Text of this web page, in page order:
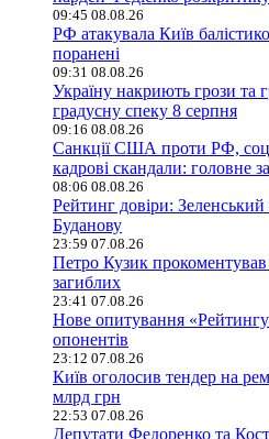
09:45 08.08.26
РФ атакувала Київ
поранені
09:31 08.08.26
Україну накриють грози та
градусну спеку 8 серпня
09:16 08.08.26
Санкції США проти РФ,
кадрові скандали: головне
08:06 08.08.26
Рейтинг довіри:
Буданову
23:59 07.08.26
Петро Кузик
загиблих
23:41 07.08.26
Нове опитування
опонентів
23:12 07.08.26
Київ оголосив тендер на
млрд грн
22:53 07.08.26
Депутати Федоренко та